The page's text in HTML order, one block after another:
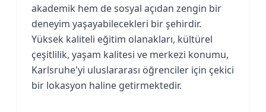
akademik hem de sosyal açıdan zengin bir
deneyim yaşayabilecekleri bir şehirdir.
Yüksek kaliteli eğitim olanakları, kültürel
çeşitlilik, yaşam kalitesi ve merkezi konumu,
Karlsruhe'yi uluslararası öğrenciler için çekici
bir lokasyon haline getirmektedir.